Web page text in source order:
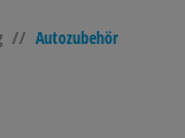
&
// Autozubehör